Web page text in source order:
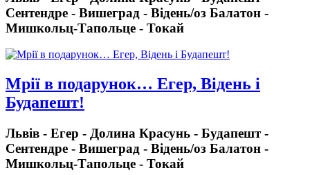
Сентендре - Вишеград - Відень/оз Балатон -
Мишкольц-Тапольце - Токай
Мрії в подарунок… Егер, Відень і
Будапешт!
Львів - Егер - Долина Красунь - Будапешт -
Сентендре - Вишеград - Відень/оз Балатон -
Мишкольц-Тапольце - Токай